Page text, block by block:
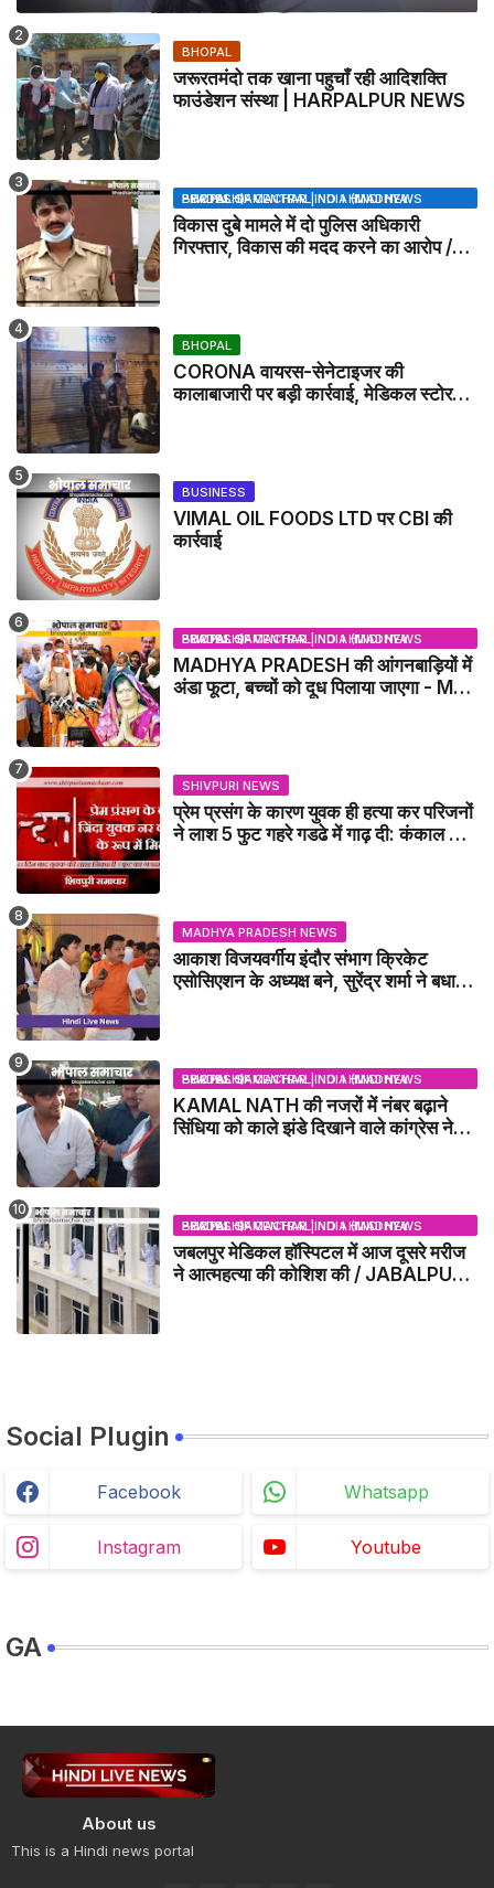
BHOPAL
जरूरतमंदो तक खाना पहुचाँ रही आदिशक्ति
फाउंडेशन संस्था | HARPALPUR NEWS
BHOPAL SAMACHAR | NO 1 HINDI NEWS PORTAL OF CENTRAL INDIA (MADHYA PRADESH)
विकास दुबे मामले में दो पुलिस अधिकारी
गिरफ्तार, विकास की मदद करने का आरोप /
BHOPAL
CORONA वायरस-सेनेटाइजर की
कालाबाजारी पर बड़ी कार्रवाई, मेडिकल स्टोर
BUSINESS
VIMAL OIL FOODS LTD पर CBI की
कार्रवाई
BHOPAL SAMACHAR | NO 1 HINDI NEWS PORTAL OF CENTRAL INDIA (MADHYA PRADESH)
MADHYA PRADESH की आंगनबाड़ियों में
अंडा फूटा, बच्चों को दूध पिलाया जाएगा - MP
SHIVPURI NEWS
प्रेम प्रसंग के कारण युवक ही हत्या कर परिजनों
ने लाश 5 फुट गहरे गडढे में गाढ़ दी: कंकाल के
MADHYA PRADESH NEWS
आकाश विजयवर्गीय इंदौर संभाग क्रिकेट
एसोसिएशन के अध्यक्ष बने, सुरेंद्र शर्मा ने बधाई
BHOPAL SAMACHAR | NO 1 HINDI NEWS PORTAL OF CENTRAL INDIA (MADHYA PRADESH)
KAMAL NATH की नजरों में नंबर बढ़ाने
सिंधिया को काले झंडे दिखाने वाले कांग्रेस नेता
BHOPAL SAMACHAR | NO 1 HINDI NEWS PORTAL OF CENTRAL INDIA (MADHYA PRADESH)
जबलपुर मेडिकल हॉस्पिटल में आज दूसरे मरीज
ने आत्महत्या की कोशिश की / JABALPUR
Social Plugin
Facebook Whatsapp
Instagram Youtube
GA
About us
This is a Hindi news portal